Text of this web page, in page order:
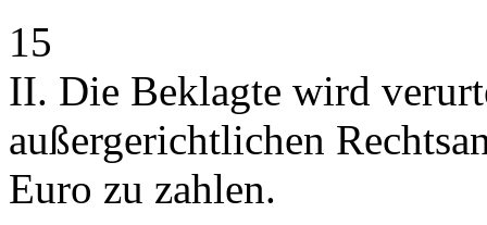
15
II. Die Beklagte wird
außergerichtlichen
Euro zu zahlen.